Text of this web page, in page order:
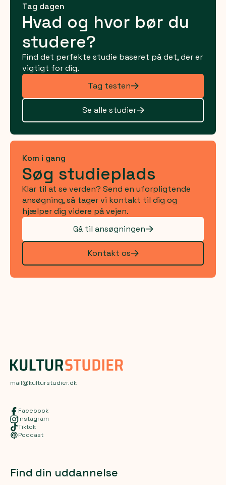
Tag dagen
Hvad og hvor bør du
studere?
Find det perfekte studie baseret på det, der er
vigtigt for dig.
Tag testen
Se alle studier
Kom i gang
Søg studieplads
Klar til at se verden? Send en uforpligtende
ansøgning, så tager vi kontakt til dig og
hjælper dig videre på vejen.
Gå til ansøgningen
Kontakt os
mail@kulturstudier.dk
Facebook
Instagram
Tiktok
Podcast
Find din uddannelse